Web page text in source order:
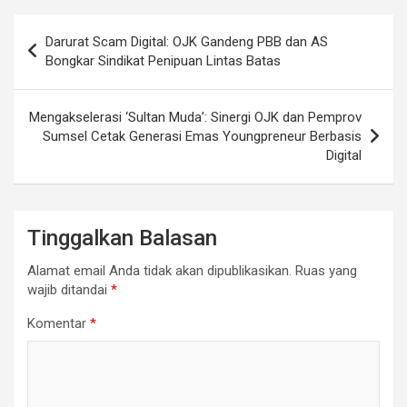
pos
Darurat Scam Digital: OJK Gandeng PBB dan AS
Bongkar Sindikat Penipuan Lintas Batas
Mengakselerasi ‘Sultan Muda’: Sinergi OJK dan Pemprov
Sumsel Cetak Generasi Emas Youngpreneur Berbasis
Digital
Tinggalkan Balasan
Alamat email Anda tidak akan dipublikasikan. Ruas yang
wajib ditandai *
Komentar *